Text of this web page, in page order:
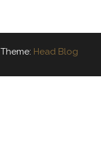
Theme: Head Blog